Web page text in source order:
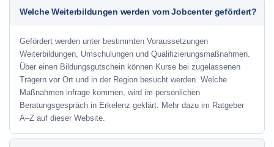
Welche Weiterbildungen werden vom Jobcenter gefördert?
Gefördert werden unter bestimmten Voraussetzungen
Weiterbildungen, Umschulungen und Qualifizierungsmaßnahmen.
Über einen Bildungsgutschein können Kurse bei zugelassenen
Trägern vor Ort und in der Region besucht werden. Welche
Maßnahmen infrage kommen, wird im persönlichen
Beratungsgespräch in Erkelenz geklärt. Mehr dazu im Ratgeber
A–Z auf dieser Website.